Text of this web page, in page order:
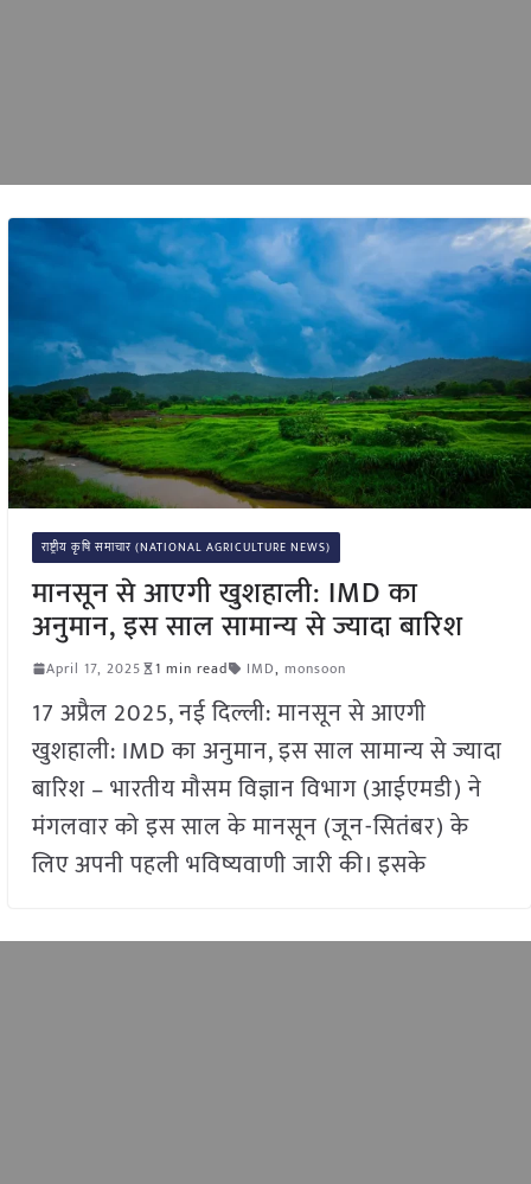
राष्ट्रीय कृषि समाचार (NATIONAL AGRICULTURE NEWS)
मानसून से आएगी खुशहाली: IMD का
अनुमान, इस साल सामान्य से ज्यादा बारिश
April 17, 2025 1 min read IMD, monsoon
17 अप्रैल 2025, नई दिल्ली: मानसून से आएगी
खुशहाली: IMD का अनुमान, इस साल सामान्य से ज्यादा
बारिश – भारतीय मौसम विज्ञान विभाग (आईएमडी) ने
मंगलवार को इस साल के मानसून (जून-सितंबर) के
लिए अपनी पहली भविष्यवाणी जारी की। इसके